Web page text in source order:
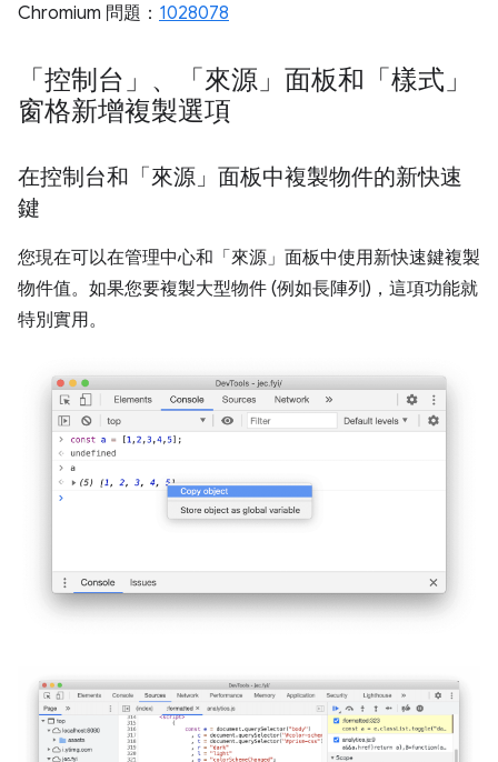
Chromium 問題： 1028078
「控制台」、「來源」面板和「樣式」
窗格新增複製選項
在控制台和「來源」面板中複製物件的新快速
鍵
您現在可以在管理中心和「來源」面板中使用新快速鍵複製
物件值。如果您要複製大型物件 (例如長陣列)，這項功能就
特別實用。